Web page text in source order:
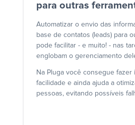
para outras
Automatizar o envio das
base de contatos (leads) para
pode facilitar - e muito! - nas
englobam o gerenciamento
Na Pluga você consegue fazer
facilidade e ainda ajuda a
pessoas, evitando possíveis